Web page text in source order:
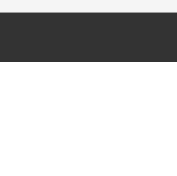
Deutschlands